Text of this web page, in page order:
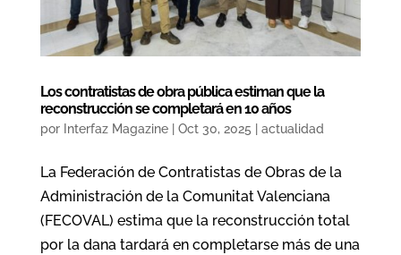
Los contratistas de obra pública estiman que la
reconstrucción se completará en 10 años
por Interfaz Magazine| Oct 30, 2025 actualidad
La Federación de Contratistas de Obras de la
Administración de la Comunitat Valenciana
(FECOVAL) estima que la reconstrucción total
por la dana tardará en completarse más de una